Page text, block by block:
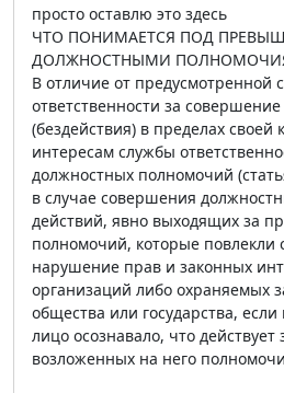
просто оставлю это здесь
ЧТО ПОНИМАЕТСЯ ПОД
ДОЛЖНОСТНЫМИ
В отличие от предусмотренной
ответственности за
(бездействия) в пределах
интересам службы
должностных полномочий
в случае совершения
действий, явно выходящих за
полномочий, которые повлекли
нарушение прав и законных
организаций либо охраняемых
общества или государства,
лицо осознавало, что действует
возложенных на него